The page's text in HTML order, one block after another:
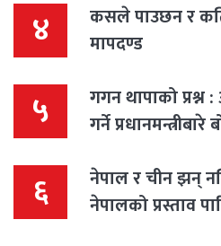
४
कसले पाउछन र
मापदण्ड
५
गगन थापाको
गर्ने प्रधानमन्त्रीबारे
६
नेपाल र चीन झन्
नेपालको प्रस्ताव